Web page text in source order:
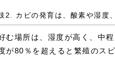
2. カビの発育は、酸素や湿度
む場所は、湿度が高く、中
が80％を超えると繁殖のス